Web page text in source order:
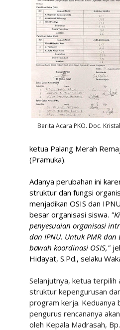
Berita Acara PKO. Doc. Kristal
ketua Palang Merah
(Pramuka).
Adanya perubahan ini
struktur dan fungsi
menjadikan OSIS dan
besar organisasi siswa.
penyesuaian organisasi
dan IPNU. Untuk PMR
bawah koordinasi OSIS,"
Hidayat, S.Pd., selaku
Selanjutnya, ketua terpilih
struktur kepengurusan
program kerja. Keduanya
pengurus rencananya
oleh Kepala Madrasah,